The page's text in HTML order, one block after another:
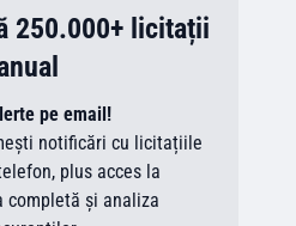
250.000+ licitații
pe email!
notificări cu licitațiile
plus acces la
completă și analiza